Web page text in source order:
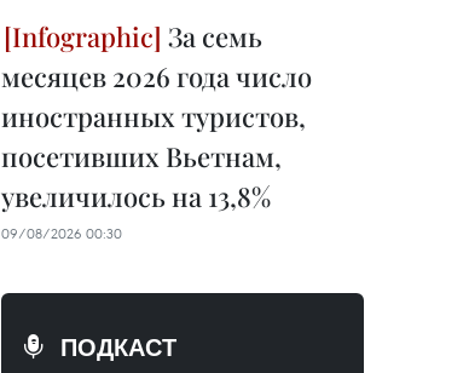
За семь
месяцев 2026 года число
иностранных туристов,
посетивших Вьетнам,
увеличилось на 13,8%
09/08/2026 00:30
ПОДКАСТ